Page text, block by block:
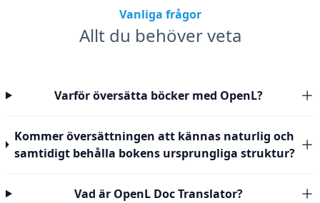
Vanliga frågor
Allt du behöver veta
Varför översätta böcker med OpenL?
Kommer översättningen att kännas naturlig och
samtidigt behålla bokens ursprungliga struktur?
Vad är OpenL Doc Translator?